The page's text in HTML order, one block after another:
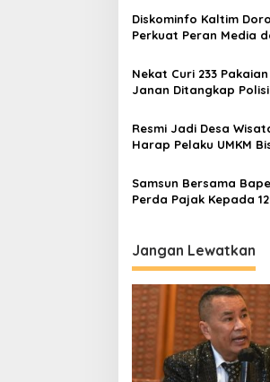
Diskominfo Kaltim
Perkuat Peran Media
Nekat Curi 233
Janan Ditangkap Polisi
Resmi Jadi Desa
Harap Pelaku UMKM
Samsun Bersama
Perda Pajak Kepada
Jangan Lewatkan